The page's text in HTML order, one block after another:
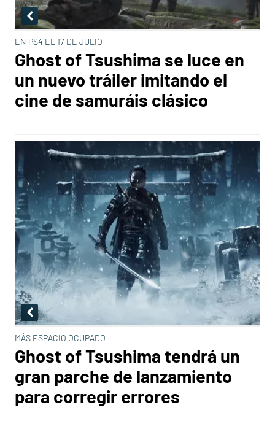
EN PS4 EL 17 DE JULIO
Ghost of Tsushima se luce en
un nuevo tráiler imitando el
cine de samuráis clásico
MÁS ESPACIO OCUPADO
Ghost of Tsushima tendrá un
gran parche de lanzamiento
para corregir errores